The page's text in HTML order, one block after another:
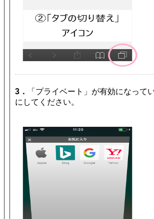
3．
「プライベート」が有効になって
にしてください。